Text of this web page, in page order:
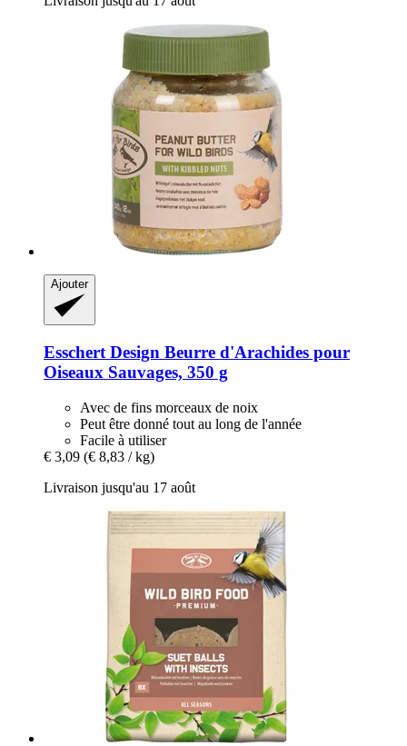
Ajouter
Esschert Design Beurre d'Arachides pour
Oiseaux Sauvages, 350 g
Avec de fins morceaux de noix
Peut être donné tout au long de l'année
Facile à utiliser
€ 3,09 (€ 8,83 / kg)
Livraison jusqu'au 17 août